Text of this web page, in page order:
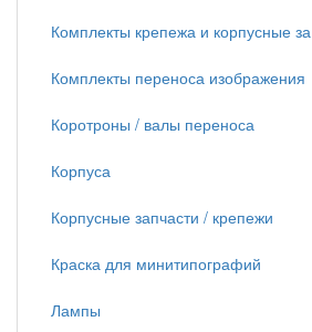
Комплекты крепежа и корпусные за
Комплекты переноса изображения
Коротроны / валы переноса
Корпуса
Корпусные запчасти / крепежи
Краска для минитипографий
Лампы